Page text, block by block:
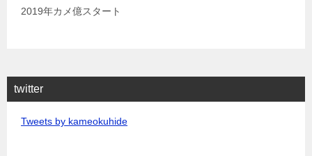
2019年カメ億スタート
twitter
Tweets by kameokuhide